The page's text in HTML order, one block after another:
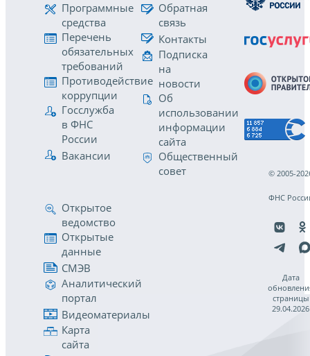
Программные
средства
Перечень
обязательных
требований
Противодействие
коррупции
Госслужба
в ФНС
России
Вакансии
Обратная
связь
Контакты
Подписка
на
новости
Об
использовании
информации
сайта
Общественный
совет
Открытое
ведомство
Открытые
данные
СМЭВ
Аналитический
портал
Видеоматериалы
Карта
сайта
© 2005-
ФНС
Дата
страницы
29.04.2026